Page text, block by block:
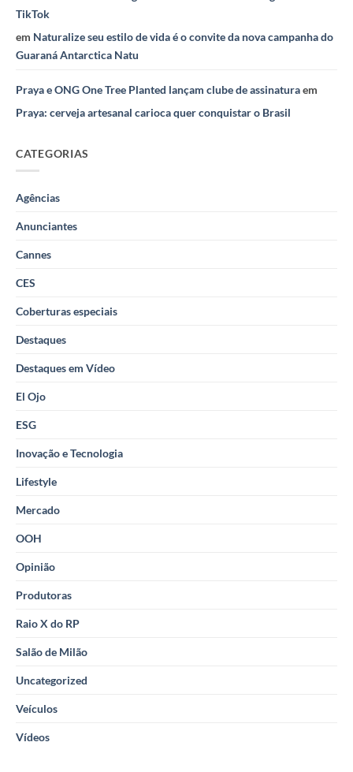
TikTok
em Naturalize seu estilo de vida é o convite da nova campanha do
Guaraná Antarctica Natu
Praya e ONG One Tree Planted lançam clube de assinaturaem
Praya: cerveja artesanal carioca quer conquistar o Brasil
CATEGORIAS
Agências
Anunciantes
Cannes
CES
Coberturas especiais
Destaques
Destaques em Vídeo
El Ojo
ESG
Inovação e Tecnologia
Lifestyle
Mercado
OOH
Opinião
Produtoras
Raio X do RP
Salão de Milão
Uncategorized
Veículos
Vídeos